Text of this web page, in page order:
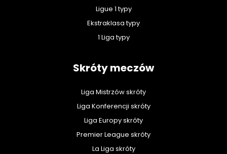
Ligue 1 typy
Ekstraklasa typy
1 Liga typy
Skróty meczów
Liga Mistrzów skróty
Liga Konferencji skróty
Liga Europy skróty
Premier League skróty
La Liga skróty